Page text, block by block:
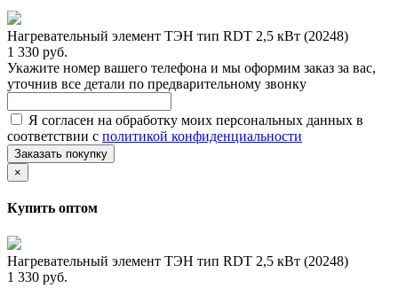
Нагревательный элемент ТЭН тип RDT 2,5 кВт (20248)
1 330 руб.
Укажите номер вашего телефона и мы оформим заказ за вас,
уточнив все детали по предварительному звонку
Я согласен на обработку моих персональных данных в
соответствии с политикой конфиденциальности
Заказать покупку
×
Купить оптом
Нагревательный элемент ТЭН тип RDT 2,5 кВт (20248)
1 330 руб.